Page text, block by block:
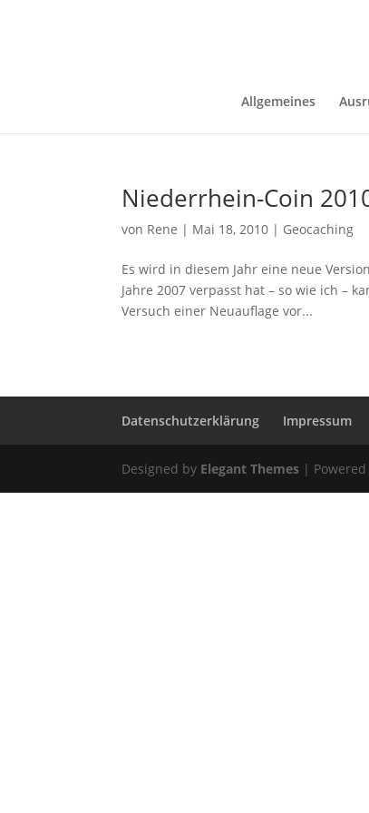
Allgemeines
Niederrhein-Coin
von Rene | Mai 18, 2010 | Geocaching
Es wird in diesem Jahr eine neue
Jahre 2007 verpasst hat – so wie ich –
Versuch einer Neuauflage vor...
Datenschutzerklärung Impressum
Designed by Elegant Themes |